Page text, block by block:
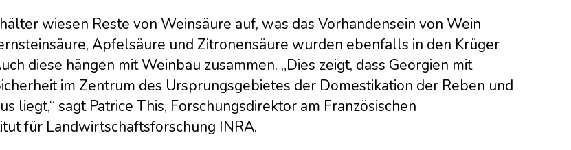
wiesen Reste von Weinsäure auf, was das Vorhandensein von Wein
Apfelsäure und Zitronensäure wurden ebenfalls in den Krüger
diese hängen mit Weinbau zusammen. „Dies zeigt, dass Georgien mit
im Zentrum des Ursprungsgebietes der Domestikation der Reben und
liegt,“ sagt Patrice This, Forschungsdirektor am Französischen
für Landwirtschaftsforschung INRA.